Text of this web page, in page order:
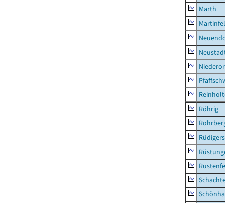
Marth
Röhrig